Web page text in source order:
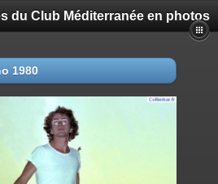
du Club Méditerranée en photos
1980